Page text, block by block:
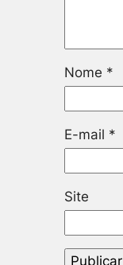
Nome *
E-mail *
Site